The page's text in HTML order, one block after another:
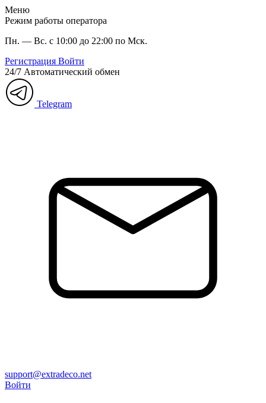
Меню
Режим работы оператора
Пн. — Вс. с 10:00 до 22:00 по Мск.
Регистрация Войти
24/7 Автоматический обмен
Telegram
support@extradeco.net
Войти